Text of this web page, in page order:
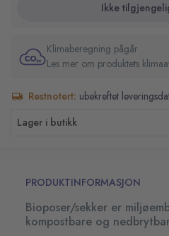
Ikke
Klimaberegning pågår
Les mer om produktets
Restnotert: ubekreftet
Lager i butikk
PRODUKTINFORMASJON
Bioposer/sekker er
kompostbare og